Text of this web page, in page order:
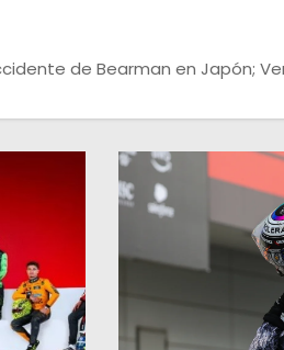
de Bearman en Japón;